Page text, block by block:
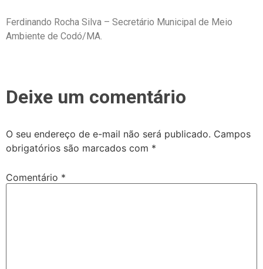
Ferdinando Rocha Silva – Secretário Municipal de Meio
Ambiente de Codó/MA.
Deixe um comentário
O seu endereço de e-mail não será publicado. Campos
obrigatórios são marcados com *
Comentário *